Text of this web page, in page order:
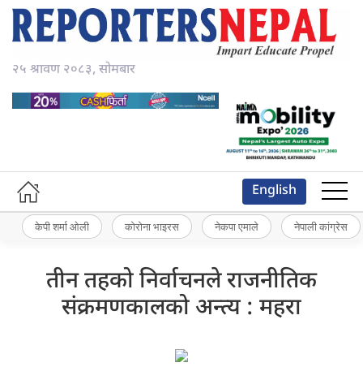
२५ श्रावण २०८३, सोमबार
English
केपी शर्मा ओली कोरोना भाइरस नेकपा एमाले नेपाली कांग्रेस
तीन तहको निर्वाचनले राजनीतिक
संक्रमणकालको अन्त्य : महरा